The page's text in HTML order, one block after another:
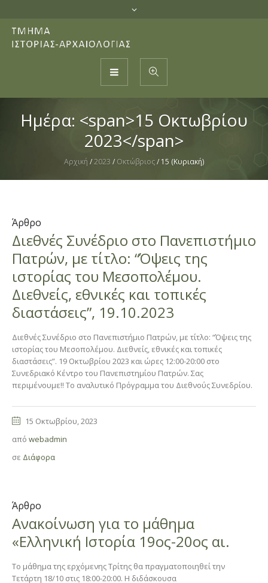
Ημέρα: <span>15 Οκτωβρίου
2023</span>
Αρχική /2023 / Οκτώβριος/ 15 (Κυριακή)
Άρθρο
Διεθνές Συνέδριο στο Πανεπιστήμιο
Πατρών, με τίτλο: “Όψεις της
ιστορίας του Μεσοπολέμου.
Διεθνείς, εθνικές και τοπικές
διαστάσεις”, 19.10.2023
Διεθνές Συνέδριο στο Πανεπιστήμιο Πατρών, με τίτλο: “Όψεις της
ιστορίας του Μεσοπολέμου. Διεθνείς, εθνικές και τοπικές
διαστάσεις”. 19 Οκτωβρίου 2023 και ώρες 12:00-20:00 στο
Συνεδριακό Κέντρο του Πανεπιστημίου Πατρών. Σας
περιμένουμε!! Το αναλυτικό Πρόγραμμα του Διεθνούς Συνεδρίου.
15 Οκτωβρίου, 2023
από webadmin
σε Διάφορα
Άρθρο
Ανακοίνωση για το μάθημα
«Ελληνική Ιστορία 19ος-20ος αι.
Tο μάθημα της ερχόμενης Τρίτης θα πραγματοποιηθεί την
Τετάρτη 18/10 στις 18:00-20:00. Η διδάσκουσα